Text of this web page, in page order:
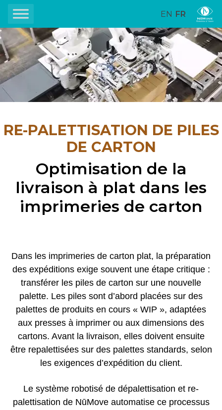
EN FR
RE-PALETTISATION DE PILES
DE CARTON
Optimisation de la
livraison à plat dans les
imprimeries de carton
Dans les imprimeries de carton plat, la préparation
des expéditions exige souvent une étape critique :
transférer les piles de carton sur une nouvelle
palette. Les piles sont d’abord placées sur des
palettes de produits en cours « WIP », adaptées
aux presses à imprimer ou aux dimensions des
cartons. Avant la livraison, elles doivent ensuite
être repalettisées sur des palettes standards, selon
les exigences d’expédition du client.
Le système robotisé de dépalettisation et re-
palettisation de NūMove automatise ce processus